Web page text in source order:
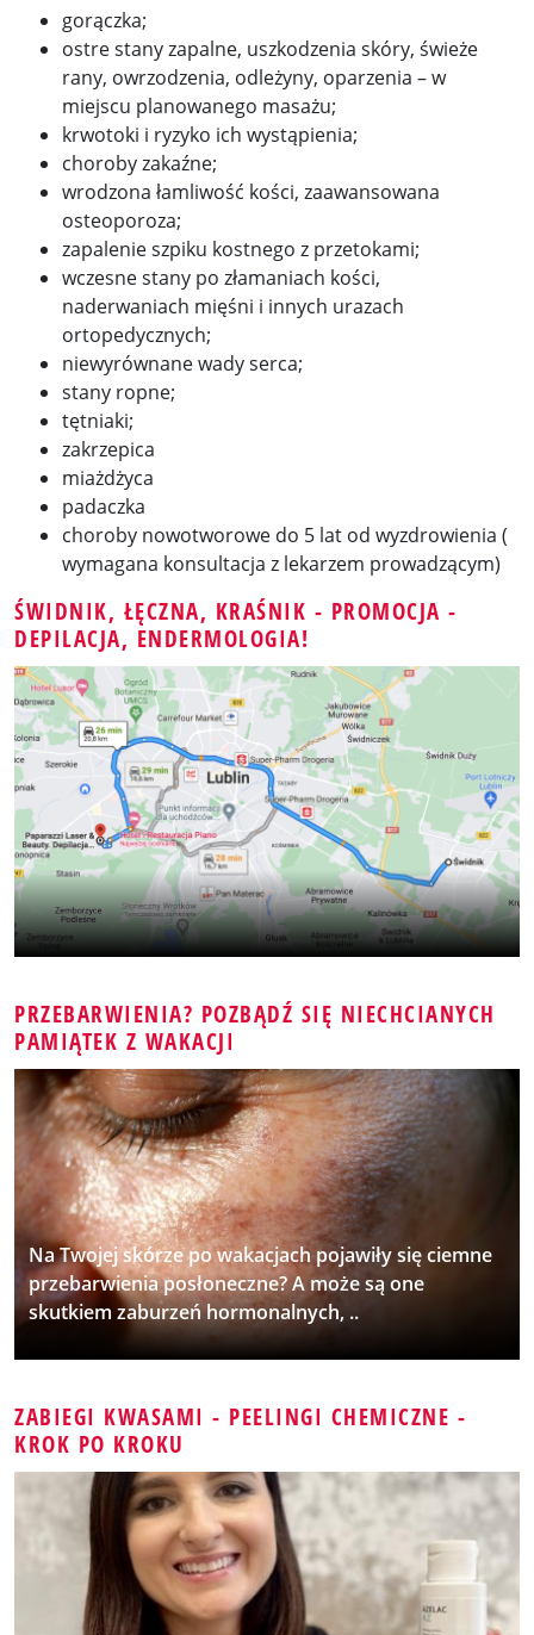
gorączka;
ostre stany zapalne, uszkodzenia skóry, świeże
rany, owrzodzenia, odleżyny, oparzenia – w
miejscu planowanego masażu;
krwotoki i ryzyko ich wystąpienia;
choroby zakaźne;
wrodzona łamliwość kości, zaawansowana
osteoporoza;
zapalenie szpiku kostnego z przetokami;
wczesne stany po złamaniach kości,
naderwaniach mięśni i innych urazach
ortopedycznych;
niewyrównane wady serca;
stany ropne;
tętniaki;
zakrzepica
miażdżyca
padaczka
choroby nowotworowe do 5 lat od wyzdrowienia (
wymagana konsultacja z lekarzem prowadzącym)
ŚWIDNIK, ŁĘCZNA, KRAŚNIK - PROMOCJA -
DEPILACJA, ENDERMOLOGIA!
PRZEBARWIENIA? POZBĄDŹ SIĘ NIECHCIANYCH
PAMIĄTEK Z WAKACJI
Na Twojej skórze po wakacjach pojawiły się ciemne
przebarwienia posłoneczne? A może są one
skutkiem zaburzeń hormonalnych, ..
ZABIEGI KWASAMI - PEELINGI CHEMICZNE -
KROK PO KROKU